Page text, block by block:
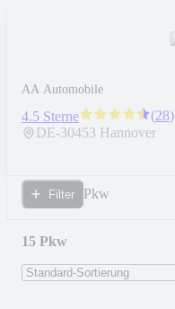
AA Automobile
4.5 Sterne (28)
DE-30453 Hannover
Filter Pkw
15 Pkw